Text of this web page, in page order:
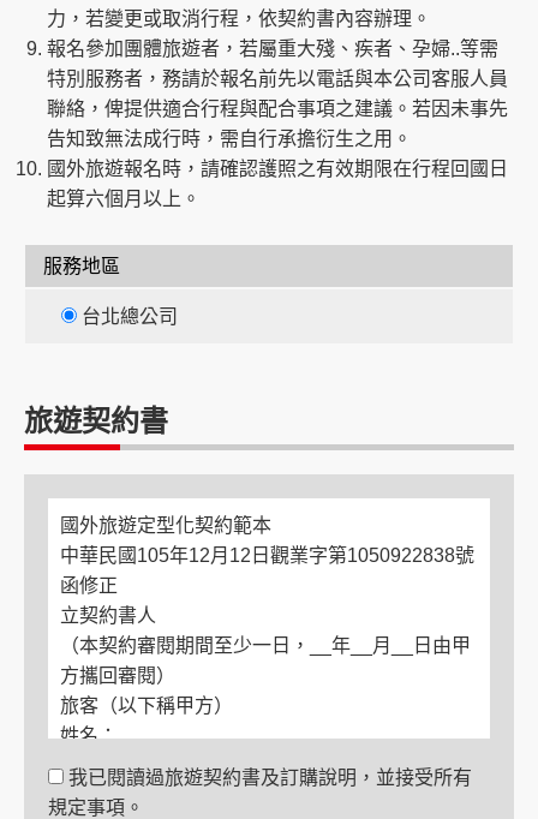
力，若變更或取消行程，依契約書內容辦理。
報名參加團體旅遊者，若屬重大殘、疾者、孕婦..等需
特別服務者，務請於報名前先以電話與本公司客服人員
聯絡，俾提供適合行程與配合事項之建議。若因未事先
告知致無法成行時，需自行承擔衍生之用。
國外旅遊報名時，請確認護照之有效期限在行程回國日
起算六個月以上。
服務地區
台北總公司
旅遊契約書
國外旅遊定型化契約範本
中華民國105年12月12日觀業字第1050922838號
函修正
立契約書人
（本契約審閱期間至少一日，__年__月__日由甲
方攜回審閱）
旅客（以下稱甲方）
姓名：
電話：
住居所：
我已閱讀過旅遊契約書及訂購說明，並接受所有
規定事項。